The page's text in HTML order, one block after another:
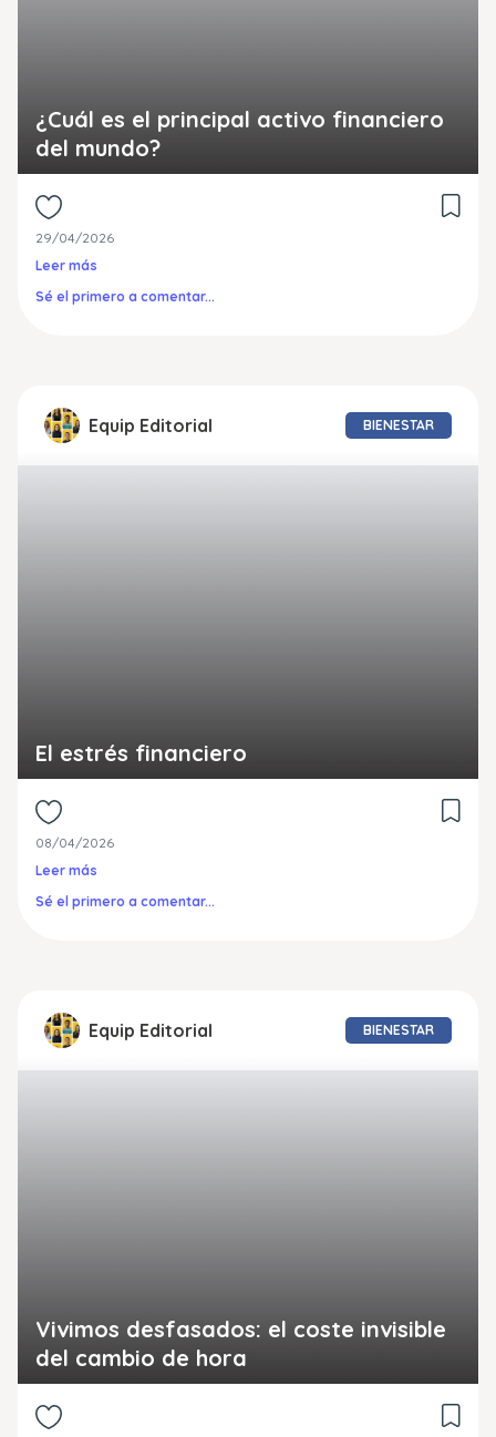
¿Cuál es el principal activo financiero
del mundo?
29/04/2026
Leer más
Sé el primero a comentar...
El estrés financiero
08/04/2026
Leer más
BIENESTAR
Equip Editorial
Sé el primero a comentar...
Vivimos desfasados: el coste invisible
del cambio de hora
BIENESTAR
Equip Editorial